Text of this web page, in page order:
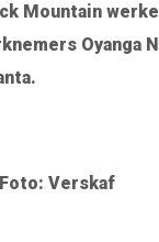
Mountain
Oyanga
Foto: Verskaf